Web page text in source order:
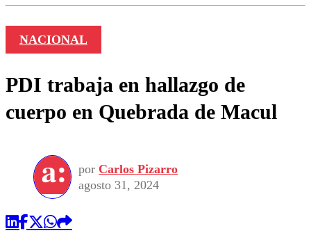
NACIONAL
PDI trabaja en hallazgo de
cuerpo en Quebrada de Macul
por Carlos Pizarro
agosto 31, 2024